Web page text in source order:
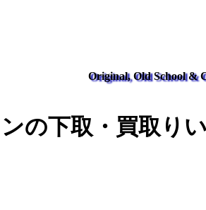
Original, Old School &
の下取・買取り